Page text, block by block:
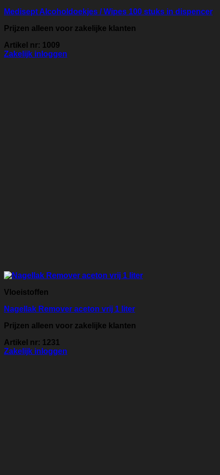
Medisept Alcoholdoekjes / Wipes 100 stuks in dispencer
Prijzen alleen voor zakelijke klanten
Artikel nr: 1009
Zakelijk inloggen
Vloeistoffen
Nagellak Remover aceton vrij 1 liter
Prijzen alleen voor zakelijke klanten
Artikel nr: 1231
Zakelijk inloggen